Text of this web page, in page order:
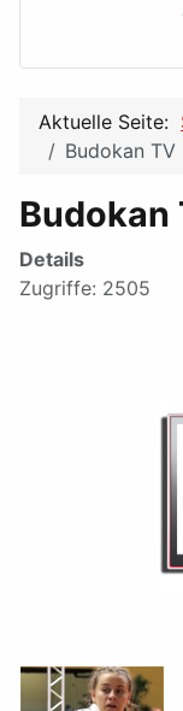
Aktuelle Seite:
Budokan TV
Budokan
Details
Zugriffe: 2505